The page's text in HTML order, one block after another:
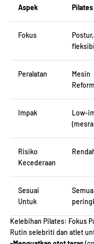
Aspek Pilates
Fokus
Peralatan
Mesin
Impak
Low-
Risiko
Kecederaan
Sesuai
Untuk
Semua
Kelebihan Pilates: Fokus
Rutin selebriti dan atlet